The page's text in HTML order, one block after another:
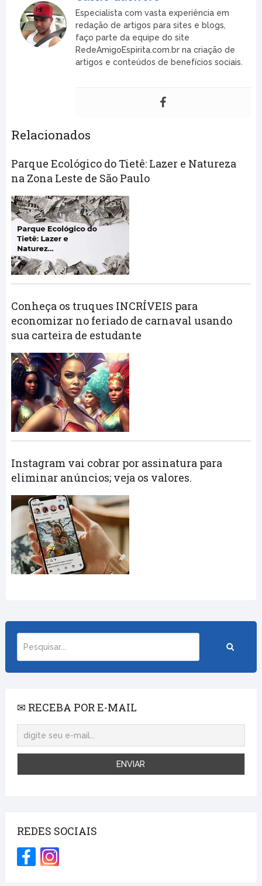
Especialista com vasta experiência em
redação de artigos para sites e blogs,
faço parte da equipe do site
RedeAmigoEspirita.com.br na criação de
artigos e conteúdos de benefícios sociais.
Relacionados
Parque Ecológico do Tietê: Lazer e Natureza
na Zona Leste de São Paulo
Conheça os truques INCRÍVEIS para
economizar no feriado de carnaval usando
sua carteira de estudante
Instagram vai cobrar por assinatura para
eliminar anúncios; veja os valores.
✉ RECEBA POR E-MAIL
REDES SOCIAIS